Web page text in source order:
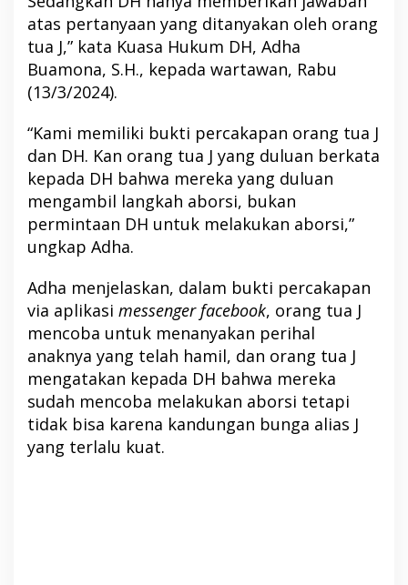
atas pertanyaan yang ditanyakan oleh orang
tua J,” kata Kuasa Hukum DH, Adha
Buamona, S.H., kepada wartawan, Rabu
(13/3/2024).
“Kami memiliki bukti percakapan orang tua J
dan DH. Kan orang tua J yang duluan berkata
kepada DH bahwa mereka yang duluan
mengambil langkah aborsi, bukan
permintaan DH untuk melakukan aborsi,”
ungkap Adha.
Adha menjelaskan, dalam bukti percakapan
via aplikasi messenger facebook, orang tua J
mencoba untuk menanyakan perihal
anaknya yang telah hamil, dan orang tua J
mengatakan kepada DH bahwa mereka
sudah mencoba melakukan aborsi tetapi
tidak bisa karena kandungan bunga alias J
yang terlalu kuat.